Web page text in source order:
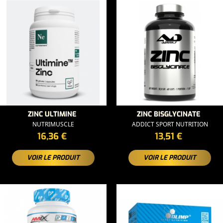
ZINC ULTIMINE
NUTRIMUSCLE
PRIX
16,36 €
VOIR LE PRODUIT
ZINC BISGLYCINATE
ADDICT SPORT NUTRITION
PRIX
13,51 €
VOIR LE PRODUIT